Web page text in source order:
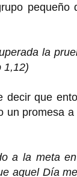
la
1,12)
decir que
promesa
a la meta
aquel Día